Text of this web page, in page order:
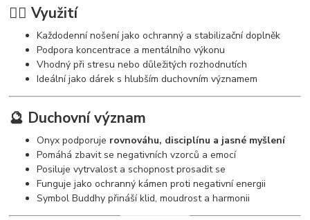
🧘‍♀️ Využití
Každodenní nošení jako ochranný a stabilizační doplněk
Podpora koncentrace a mentálního výkonu
Vhodný při stresu nebo důležitých rozhodnutích
Ideální jako dárek s hlubším duchovním významem
🔮 Duchovní význam
Onyx podporuje rovnováhu, disciplínu a jasné myšlení
Pomáhá zbavit se negativních vzorců a emocí
Posiluje vytrvalost a schopnost prosadit se
Funguje jako ochranný kámen proti negativní energii
Symbol Buddhy přináší klid, moudrost a harmonii